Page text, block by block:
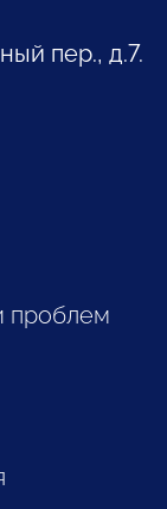
пер., д.7.
проблем